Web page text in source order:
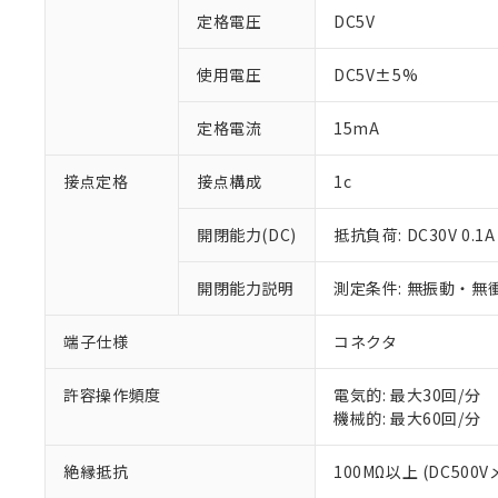
定格電圧 DC5V
使用電圧 DC5V±5%
定格電流 15mA
接点定格 接点構成 1c
開閉能力(DC) 抵抗負荷: DC30V 0.1A
開閉能力説明 測定条件: 無振動・
端子仕様 コネクタ
許容操作頻度
電気的: 最大30回/分
機械的: 最大60回/分
絶縁抵抗 100MΩ以上 (DC500V
ご利用条件
以下の条件をお読
本サービス
くものです。
在庫状況お
のであり、
※1 対応状況
対応済み：EU
対応予定：EU
対応予定なし：
非該当品：ライセ
仕入先様の事情に
があります。
*EU RoHS指令（10物質
鉛(Pb) 1000ppm以下、
六価クロム(Cr(Ⅵ))
フタル酸ビス(2-エチル
但し、RoHS指令で産業
※1 中国
「×」：最大均質
「－」：未確認で
Pb(鉛) :1000ppm、 Hg(
Cr(Ⅵ)(六価クロム) :
当社は、こ
う）を輸出
などの必要
当社は規制
ます。
記
号
説明